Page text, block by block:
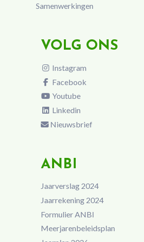
Samenwerkingen
VOLG ONS
Instagram
Facebook
Youtube
Linkedin
Nieuwsbrief
ANBI
Jaarverslag 2024
Jaarrekening 2024
Formulier ANBI
Meerjarenbeleidsplan